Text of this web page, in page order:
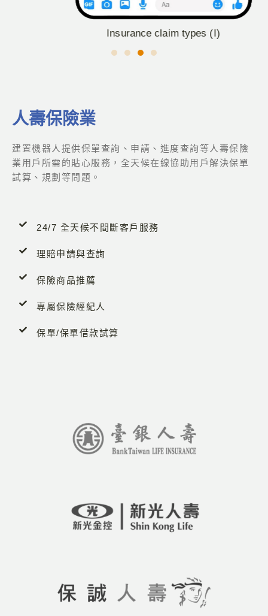
Insurance claim types (I)
人壽保險業
建置機器人提供保單查詢、申請、進度查詢等人壽保險
業用戶所需的貼心服務，全天候在線協助用戶解決保單
試算、規劃等問題。
24/7 全天候不間斷客戶服務
理賠申請與查詢
保險商品推薦
專屬保險經紀人
保單/保單借款試算